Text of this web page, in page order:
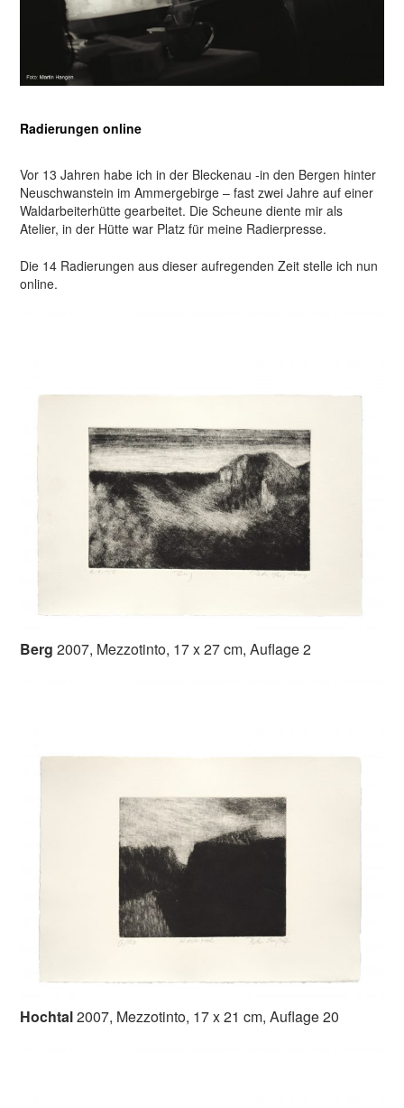
Radierungen online
Vor 13 Jahren habe ich in der Bleckenau -in den Bergen hinter
Neuschwanstein im Ammergebirge – fast zwei Jahre auf einer
Waldarbeiterhütte gearbeitet. Die Scheune diente mir als
Atelier, in der Hütte war Platz für meine Radierpresse.
Die 14 Radierungen aus dieser aufregenden Zeit stelle ich nun
online.
Berg 2007, Mezzotinto, 17 x 27 cm, Auflage 2
Hochtal2007, Mezzotinto, 17 x 21 cm, Auflage 20